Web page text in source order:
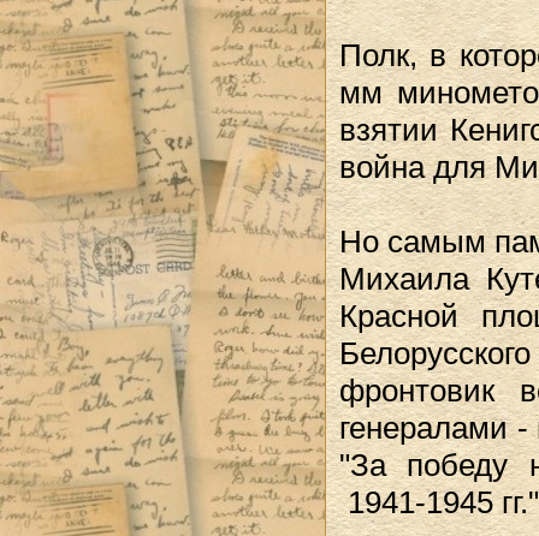
Полк, в
мм
взятии
война для
Но самым
Михаила
Красной
фронтовик
генералами
"За победу
1941-1945